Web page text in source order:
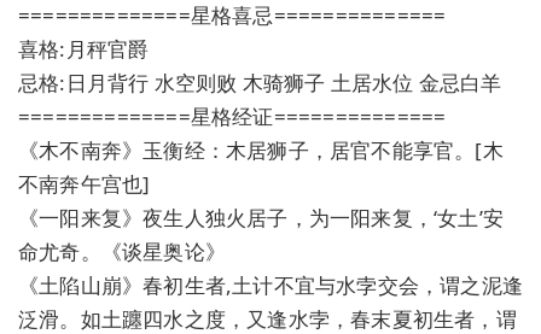
==============星格喜忌==============
喜格:月秤官爵
忌格:日月背行 水空则败 木骑狮子 土居水位 金忌白羊
==============星格经证==============
《木不南奔》玉衡经：木居狮子，居官不能享官。[木
不南奔午宫也]
《一阳来复》夜生人独火居子，为一阳来复，‘女土’安
命尤奇。《谈星奥论》
《土陷山崩》春初生者,土计不宜与水孛交会，谓之泥逢
泛滑。如土躔四水之度，又逢水孛，春末夏初生者，谓